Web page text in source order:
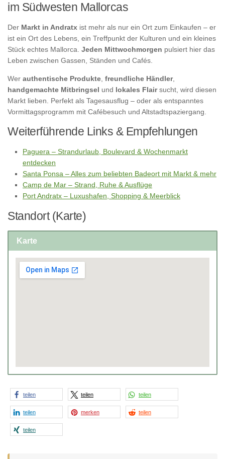
im Südwesten Mallorcas
Der Markt in Andratx ist mehr als nur ein Ort zum Einkaufen – er
ist ein Ort des Lebens, ein Treffpunkt der Kulturen und ein kleines
Stück echtes Mallorca. Jeden Mittwochmorgen pulsiert hier das
Leben zwischen Gassen, Ständen und Cafés.
Wer authentische Produkte freundliche Händler,
handgemachte Mitbringsel und lokales Flairsucht, wird diesen
Markt lieben. Perfekt als Tagesausflug – oder als entspanntes
Vormittagsprogramm mit Cafébesuch und Altstadtspaziergang.
Weiterführende Links & Empfehlungen
Paguera – Strandurlaub, Boulevard & Wochenmarkt
entdecken
Santa Ponsa – Alles zum beliebten Badeort mit Markt & mehr
Camp de Mar – Strand, Ruhe & Ausflüge
Port Andratx – Luxushafen, Shopping & Meerblick
Standort (Karte)
Karte
teilen teilen teilen
teilen merken teilen
teilen